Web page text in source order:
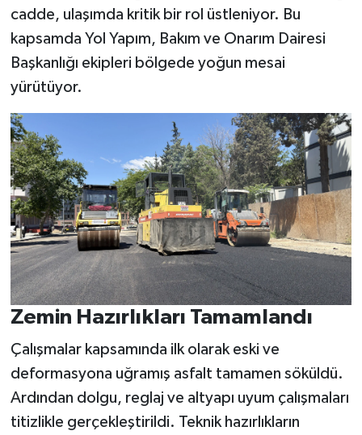
cadde, ulaşımda kritik bir rol üstleniyor. Bu
kapsamda Yol Yapım, Bakım ve Onarım Dairesi
Başkanlığı ekipleri bölgede yoğun mesai
yürütüyor.
Zemin Hazırlıkları Tamamlandı
Çalışmalar kapsamında ilk olarak eski ve
deformasyona uğramış asfalt tamamen söküldü.
Ardından dolgu, reglaj ve altyapı uyum çalışmaları
titizlikle gerçekleştirildi. Teknik hazırlıkların